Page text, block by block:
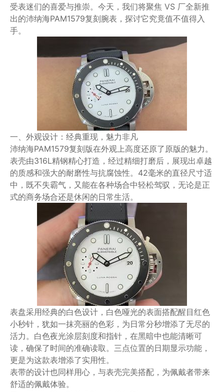
受表迷们的喜爱与推崇。今天，我们将聚焦 VS 厂全新推
出的沛纳海PAM1579复刻腕表，探讨它究竟值不值得入
手。
一、外观设计：经典重现，魅力非凡
沛纳海PAM1579复刻版在外观上高度还原了原版的魅力。
表壳由316L精钢精心打造，经过精细打磨后，展现出卓越
的质感和强大的耐磨性与抗腐蚀性。42毫米的直径尺寸适
中，既不失霸气，又能在各种场合中轻松驾驭，无论是正
式的商务场合还是休闲的日常生活。
表盘采用经典的白色设计，白色哑光的表面搭配醒目红色
小秒针，犹如一抹亮丽的色彩，为日常分秒增添了无尽的
活力。白色夜光涂层刻度和指针，在黑暗中也能清晰可
读，确保了时间的准确读取。三点位置的日期显示功能，
更是为这款表增添了实用性。
表带的设计也同样用心，与表壳完美搭配，为佩戴者带来
舒适的佩戴体验。